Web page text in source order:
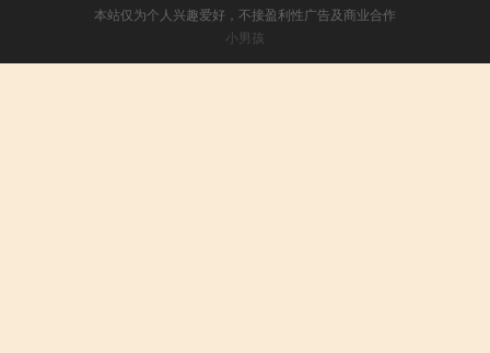
本站仅为个人兴趣爱好，不接盈利性广告及商业合作
小男孩